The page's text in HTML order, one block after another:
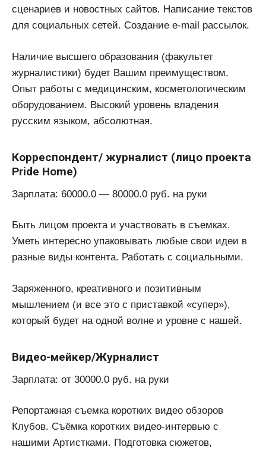
сценариев и новостных сайтов. Написание текстов
для социальных сетей. Создание e-mail рассылок.
Наличие высшего образования (факультет
журналистики) будет Вашим преимуществом.
Опыт работы с медицинским, косметологическим
оборудованием. Высокий уровень владения
русским языком, абсолютная.
Корреспондент/ журналист (лицо проекта
Pride Home)
Зарплата: 60000.0 — 80000.0 руб. на руки
Быть лицом проекта и участвовать в съемках.
Уметь интересно упаковывать любые свои идеи в
разные виды контента. Работать с социальными.
Заряженного, креативного и позитивным
мышлением (и все это с приставкой «супер»),
который будет на одной волне и уровне с нашей.
Видео-мейкер/Журналист
Зарплата: от 30000.0 руб. на руки
Репортажная съемка коротких видео обзоров
Клубов. Съёмка коротких видео-интервью с
нашими Артистками. Подготовка сюжетов,